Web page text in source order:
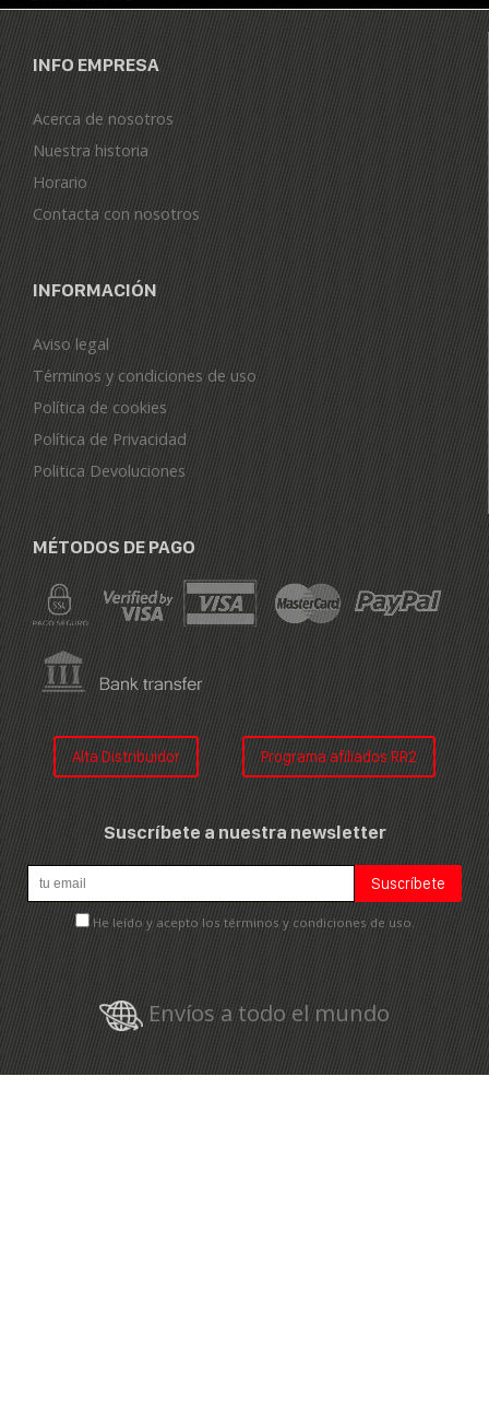
INFO EMPRESA
Acerca de nosotros
Nuestra historia
Horario
Contacta con nosotros
INFORMACIÓN
Aviso legal
Términos y condiciones de uso
Política de cookies
Política de Privacidad
Politica Devoluciones
MÉTODOS DE PAGO
Alta Distribuidor Programa afiliados RR2
Suscríbete a nuestra newsletter
He leído y acepto los términos y condiciones de uso.
Envíos a todo el mundo